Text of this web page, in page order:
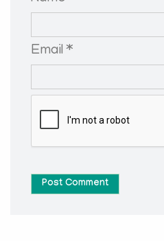
Email *
Post Comment